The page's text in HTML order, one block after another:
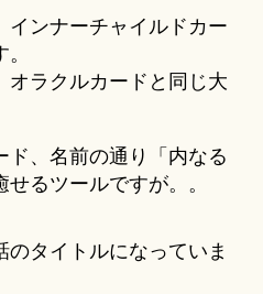
インナーチャイルドカー
オラクルカードと同じ大
ド、名前の通り「内なる
るツールですが。。
タイトルになっていま